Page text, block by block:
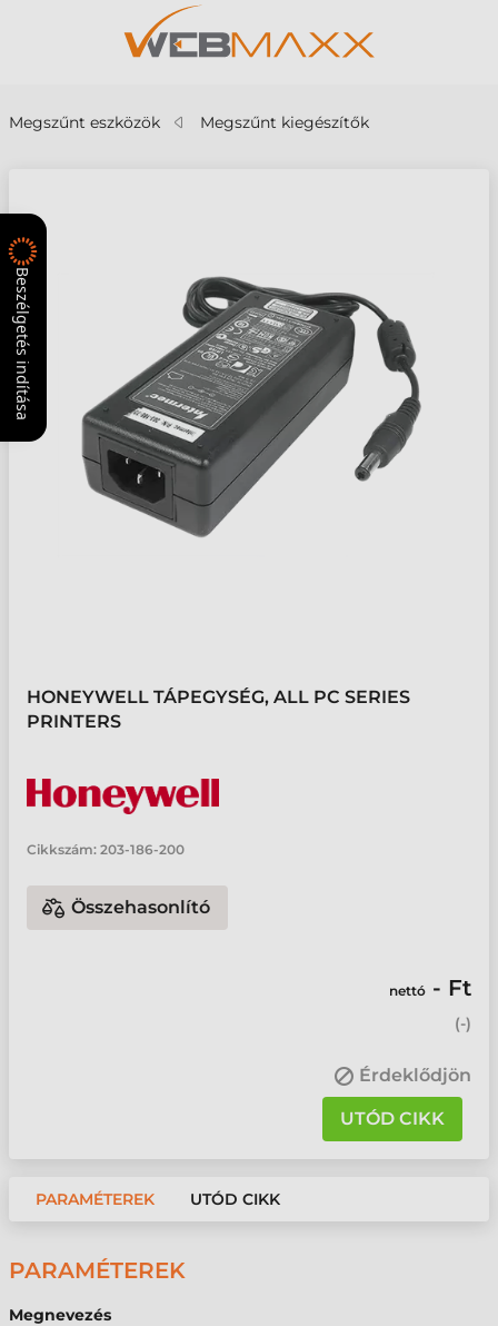
Megszűnt eszközök Megszűnt kiegészítők
HONEYWELL TÁPEGYSÉG, ALL PC SERIES
PRINTERS
Cikkszám: 203-186-200
Összehasonlító
nettó - Ft
(-)
Érdeklődjön
UTÓD CIKK
PARAMÉTEREK UTÓD CIKK
PARAMÉTEREK
Megnevezés
Beszélgetés indítása